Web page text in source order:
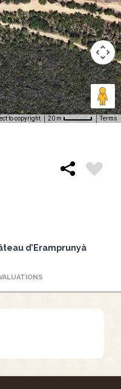
to copyright 20 m Terms
d’Eramprunyà